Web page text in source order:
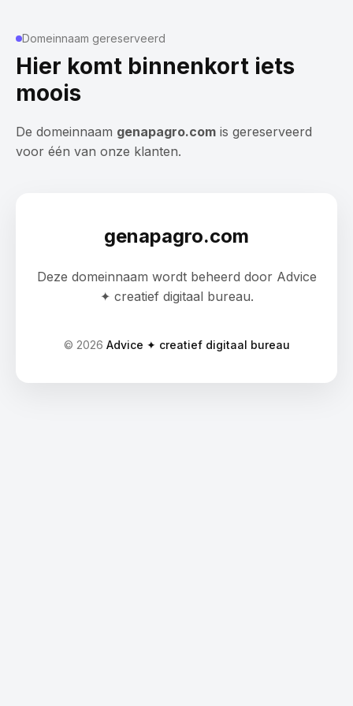
Domeinnaam gereserveerd
Hier komt binnenkort iets
moois
De domeinnaam genapagro.com is gereserveerd
voor één van onze klanten.
genapagro.com
Deze domeinnaam wordt beheerd door Advice
✦ creatief digitaal bureau.
© 2026 Advice ✦ creatief digitaal bureau